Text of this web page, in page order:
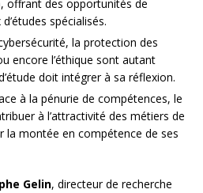
offrant des opportunités de
spécialisés.
la protection des
encore l’éthique sont autant
doit intégrer à sa réflexion.
à la pénurie de compétences, le
à l’attractivité des métiers de
la montée en compétence de ses
Gelin, directeur de recherche